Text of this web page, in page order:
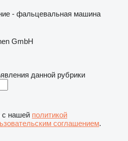
- фальцевальная машина
GmbH
данной рубрики
с нашей политикой
соглашением.